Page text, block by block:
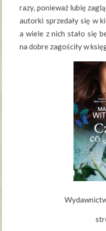
razy, ponieważ lubię
autorki sprzedały się w
a wiele z nich stało się
na dobre zagościły w